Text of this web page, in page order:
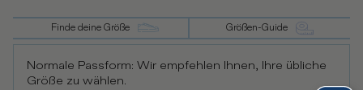
Finde deine Größe Größen-Guide
Normale Passform: Wir empfehlen Ihnen, Ihre übliche
Größe zu wählen.